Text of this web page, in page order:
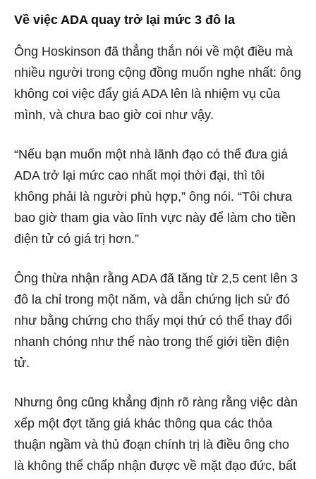
Về việc ADA quay trở lại mức 3 đô la
Ông Hoskinson đã thẳng thắn nói về một điều mà
nhiều người trong cộng đồng muốn nghe nhất: ông
không coi việc đẩy giá ADA lên là nhiệm vụ của
mình, và chưa bao giờ coi như vậy.
“Nếu bạn muốn một nhà lãnh đạo có thể đưa giá
ADA trở lại mức cao nhất mọi thời đại, thì tôi
không phải là người phù hợp,” ông nói. “Tôi chưa
bao giờ tham gia vào lĩnh vực này để làm cho tiền
điện tử có giá trị hơn.”
Ông thừa nhận rằng ADA đã tăng từ 2,5 cent lên 3
đô la chỉ trong một năm, và dẫn chứng lịch sử đó
như bằng chứng cho thấy mọi thứ có thể thay đổi
nhanh chóng như thế nào trong thế giới tiền điện
tử.
Nhưng ông cũng khẳng định rõ ràng rằng việc dàn
xếp một đợt tăng giá khác thông qua các thỏa
thuận ngầm và thủ đoạn chính trị là điều ông cho
là không thể chấp nhận được về mặt đạo đức, bất